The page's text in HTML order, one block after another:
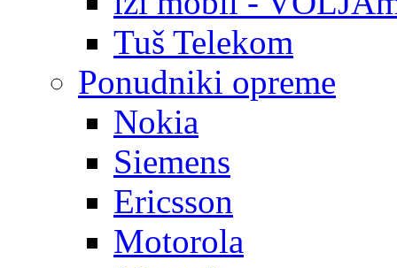
Tuš Telekom
Ponudniki opreme
Nokia
Siemens
Ericsson
Motorola